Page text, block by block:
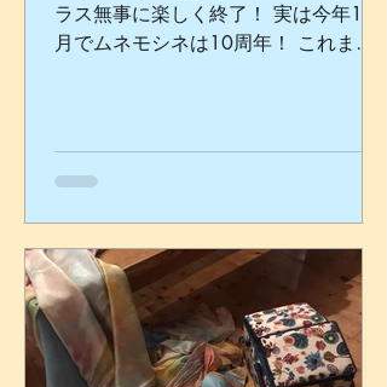
ラス無事に楽しく終了！ 実は今年12
月でムネモシネは10周年！ これまで
ジオ店舗は、現在の不安定な社会状況
を鑑みた上で今年の夏に一旦クロ...